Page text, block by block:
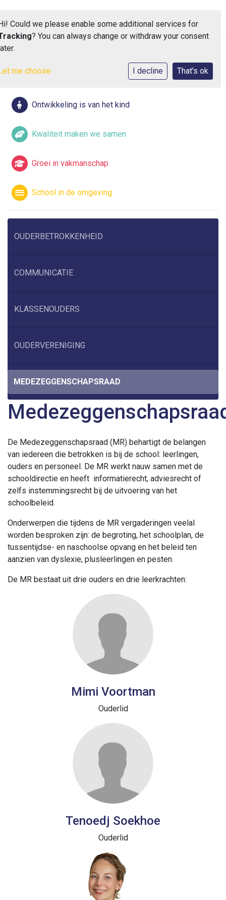
Ontwikkeling is van het kind
Kwaliteit maken we samen
Groei in vakmanschap
School in de omgeving
OUDERBETROKKENHEID
COMMUNICATIE
KLASSENOUDERS
OUDERVERENIGING
MEDEZEGGENSCHAPSRAAD
De Medezeggenschapsraad (MR) behartigt de belangen
van iedereen die betrokken is bij de school: leerlingen,
ouders en personeel. De MR werkt nauw samen met de
schooldirectie en heeft informatierecht, adviesrecht of
zelfs instemmingsrecht bij de uitvoering van het
schoolbeleid.
Onderwerpen die tijdens de MR vergaderingen veelal
worden besproken zijn: de begroting, het schoolplan, de
tussentijdse- en naschoolse opvang en het beleid ten
aanzien van dyslexie, plusleerlingen en pesten.
De MR bestaat uit drie ouders en drie leerkrachten:
Mimi Voortman
Ouderlid
Tenoedj Soekhoe
Ouderlid
Could we please enable some additional services for
? You can always change or withdraw your consent
me choose I decline That's ok